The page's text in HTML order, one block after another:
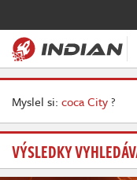
Magazín
Recenze
Videa
Myslel si: coca City?
VÝSLEDKY